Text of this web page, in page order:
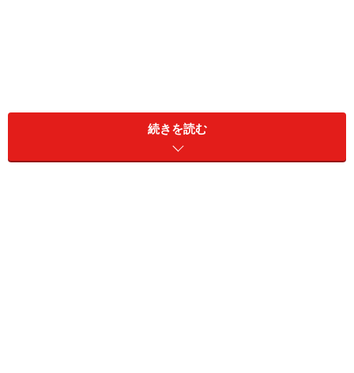
続きを読む